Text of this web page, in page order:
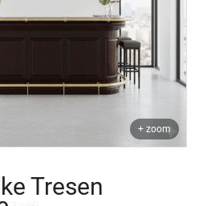
+ zoom
Tresen